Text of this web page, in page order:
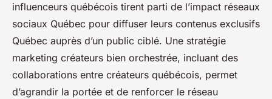
influenceurs québécois tirent parti de l’impact réseaux
sociaux Québec pour diffuser leurs contenus exclusifs
Québec auprès d’un public ciblé. Une stratégie
marketing créateurs bien orchestrée, incluant des
collaborations entre créateurs québécois, permet
d’agrandir la portée et de renforcer le réseau